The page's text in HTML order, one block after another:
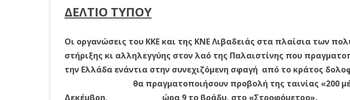
ΠΟΛΙΤΙΣΜΟΣ
ΑΘΛΗΤΙΣΜΟΣ
ΕΥΡΩΠΑΪΚΗ ΕΝΩΣΗ
ρ
γ
α
ΔΕΛΤΙΟ ΤΥΠΟΥ
Οι οργανώσεις του ΚΚΕ και της ΚΝΕ Λιβαδειάς στα πλαίσια των
στήριξης κι αλληλεγγύης στον λαό της Παλαιστίνης που
την Ελλάδα ενάντια στην συνεχιζόμενη σφαγή από το κράτος
θα πραγματοποιήσουν προβολή της ταινίας «200
Δεκέμβρη, ώρα 9 το βράδυ, στο «Στροφόμετρο».